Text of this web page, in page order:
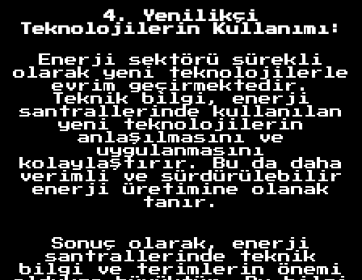
4. Yenilikçi
Teknolojilerin Kullanımı:
Enerji sektörü sürekli
olarak yeni teknolojilerle
evrim geçirmektedir.
Teknik bilgi, enerji
santrallerinde kullanılan
yeni teknolojilerin
anlaşılmasını ve
uygulanmasını
kolaylaştırır. Bu da daha
verimli ve sürdürülebilir
enerji üretimine olanak
tanır.
Sonuç olarak, enerji
santrallerinde teknik
bilgi ve terimlerin önemi
Anasayfa